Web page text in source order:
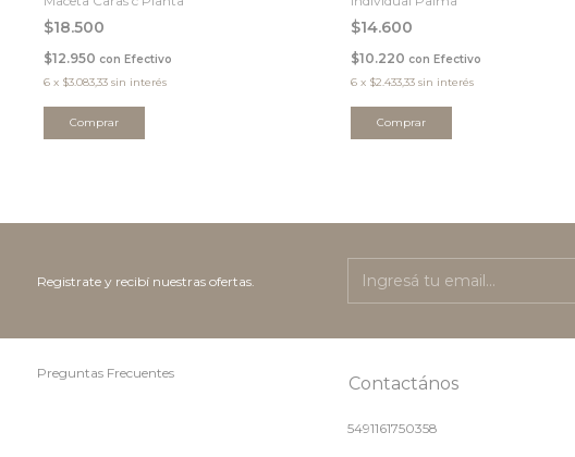
$18.500
$12.950 con Efectivo
6 x $3.083,33 sin interés
$14.600
$10.220 con Efectivo
6 x $2.433,33 sin interés
Registrate y recibí nuestras ofertas.
Preguntas Frecuentes
Contactános
5491161750358